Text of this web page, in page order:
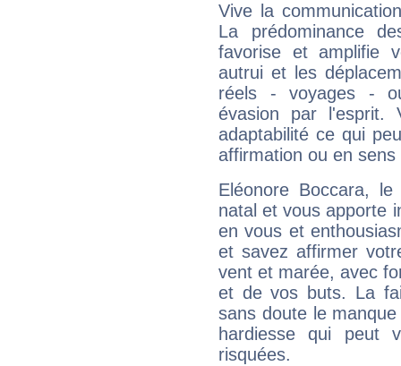
Vive la
La prédominance
favorise et amplifie
autrui et les
réels - voyages -
évasion par l'esprit.
adaptabilité ce qui
affirmation ou en
Eléonore Boccara,
natal et vous apporte
en vous et
et savez affirmer
vent et marée, avec
et de vos buts. La
sans doute le
hardiesse qui peut
risquées.